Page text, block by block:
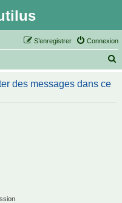
Connexion
S’enregistrer
des messages dans ce